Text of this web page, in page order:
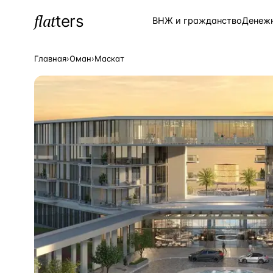
flatters ВНЖ и гражданство
Турция Страна
Страна
Испания —Страна
Кипр Страна
Таиланд —Страна
Греция —Страна
Сочи — Локация
Главная›Оман›Маскат